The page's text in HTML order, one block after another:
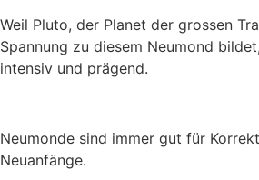
Weil Pluto, der Planet der grossen
Spannung zu diesem Neumond
intensiv und prägend.
Neumonde sind immer gut für
Neuanfänge.